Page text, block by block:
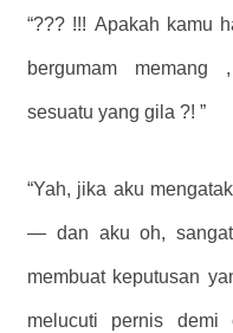
“??? !!! Apakah kamu
bergumam memang
sesuatu yang gila ?! ”
“Yah, jika aku
— dan aku oh,
membuat keputusan
melucuti pernis demi